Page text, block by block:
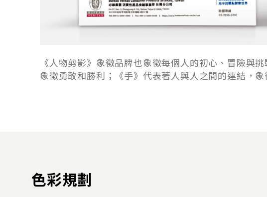
《人物剪影》象徵品牌也象徵每個人的初心、冒險與
象徵勇敢和勝利；《手》代表著人與人之間的連結，象
色彩規劃